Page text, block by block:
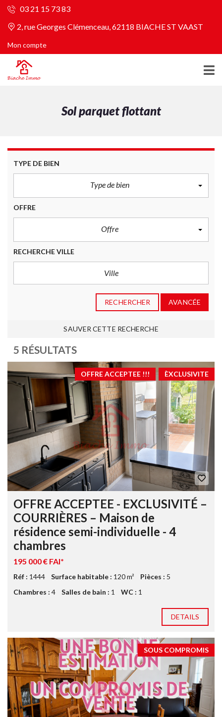
03 21 15 73 83
2, rue Georges Clémenceau, 62118 BIACHE ST VAAST
Mon compte
Sol parquet flottant
TYPE DE BIEN
Type de bien
OFFRE
Offre
RECHERCHE VILLE
RECHERCHER AVANCÉE
SAUVER CETTE RECHERCHE
5 RÉSULTATS
ÈXCLUSIVITE
OFFRE ACCEPTEE !!!
OFFRE ACCEPTEE - EXCLUSIVITÉ –
COURRIÈRES – Maison de
résidence semi-individuelle - 4
chambres
195 000 € FAI*
Réf : 1444 Surface habitable : 120 m² Pièces : 5
Chambres : 4 Salles de bain : 1 WC : 1
DETAILS
SOUS COMPROMIS